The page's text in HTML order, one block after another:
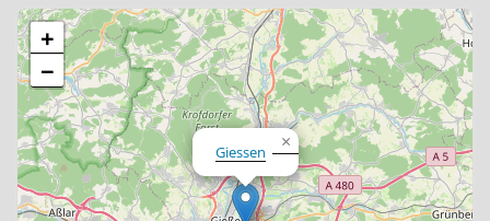
Giessen ×
+
−